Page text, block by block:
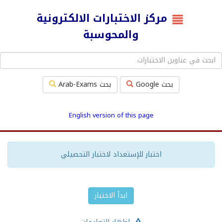
مركز الاختبارات الالكترونية
والمحوسبة
بحث Google بحث Arab-Exams
English version of this page
اختبار للإستعداد لاختبار التحصيلي
ابدأ الاختبار